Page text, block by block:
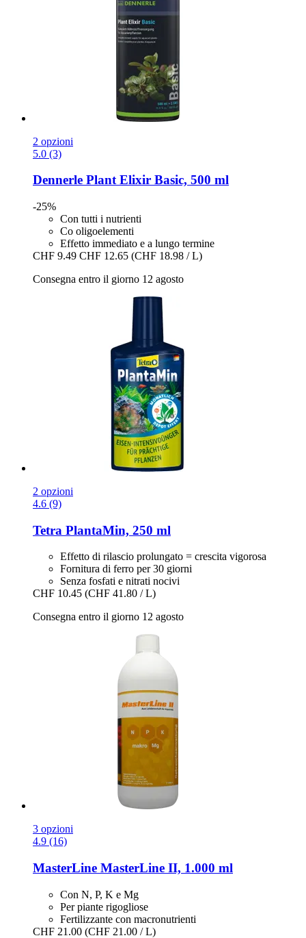
2 opzioni
5.0 (3)
Dennerle Plant Elixir Basic, 500 ml
-25%
Con tutti i nutrienti
Co oligoelementi
Effetto immediato e a lungo termine
CHF 9.49 CHF 12.65 (CHF 18.98 / L)
Consegna entro il giorno 12 agosto
2 opzioni
4.6 (9)
Tetra PlantaMin, 250 ml
Effetto di rilascio prolungato = crescita vigorosa
Fornitura di ferro per 30 giorni
Senza fosfati e nitrati nocivi
CHF 10.45 (CHF 41.80 / L)
Consegna entro il giorno 12 agosto
3 opzioni
4.9 (16)
MasterLine MasterLine II, 1.000 ml
Con N, P, K e Mg
Per piante rigogliose
Fertilizzante con macronutrienti
CHF 21.00 (CHF 21.00 / L)